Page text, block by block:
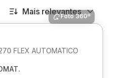
Mais relevantes
Foto 360º
FLEX AUTOMATICO